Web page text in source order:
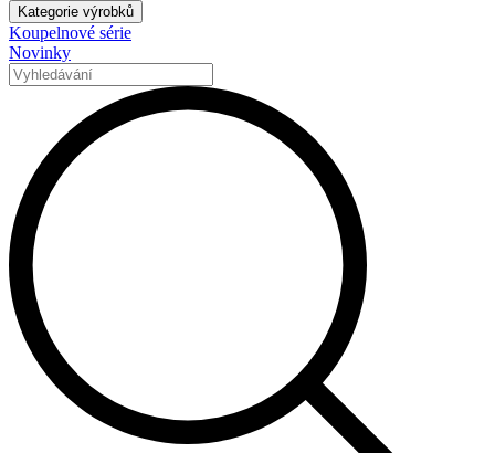
Kategorie výrobků
Koupelnové série
Novinky